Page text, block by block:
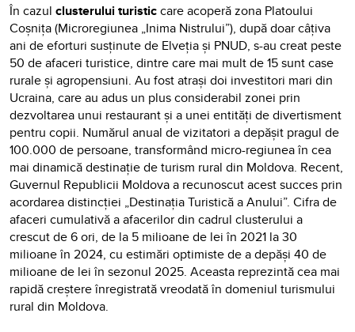
În cazul clusterului turisticcare acoperă zona Platoului
Coșnița (Microregiunea „Inima Nistrului”), după doar câțiva
ani de eforturi susținute de Elveția și PNUD, s-au creat peste
50 de afaceri turistice, dintre care mai mult de 15 sunt case
rurale și agropensiuni. Au fost atrași doi investitori mari din
Ucraina, care au adus un plus considerabil zonei prin
dezvoltarea unui restaurant și a unei entități de divertisment
pentru copii. Numărul anual de vizitatori a depășit pragul de
100.000 de persoane, transformând micro-regiunea în cea
mai dinamică destinație de turism rural din Moldova. Recent,
Guvernul Republicii Moldova a recunoscut acest succes prin
acordarea distincției „Destinația Turistică a Anului”. Cifra de
afaceri cumulativă a afacerilor din cadrul clusterului a
crescut de 6 ori, de la 5 milioane de lei în 2021 la 30
milioane în 2024, cu estimări optimiste de a depăși 40 de
milioane de lei în sezonul 2025. Aceasta reprezintă cea mai
rapidă creștere înregistrată vreodată în domeniul turismului
rural din Moldova.